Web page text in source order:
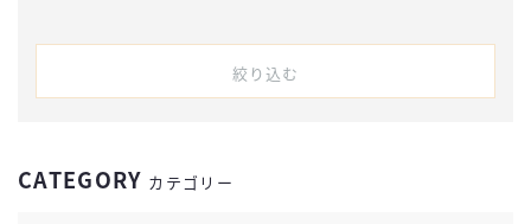
絞り込む
CATEGORY カテゴリー